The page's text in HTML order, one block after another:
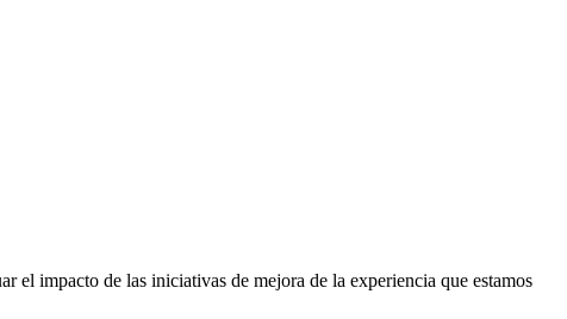
el impacto de las iniciativas de mejora de la experiencia que estamos